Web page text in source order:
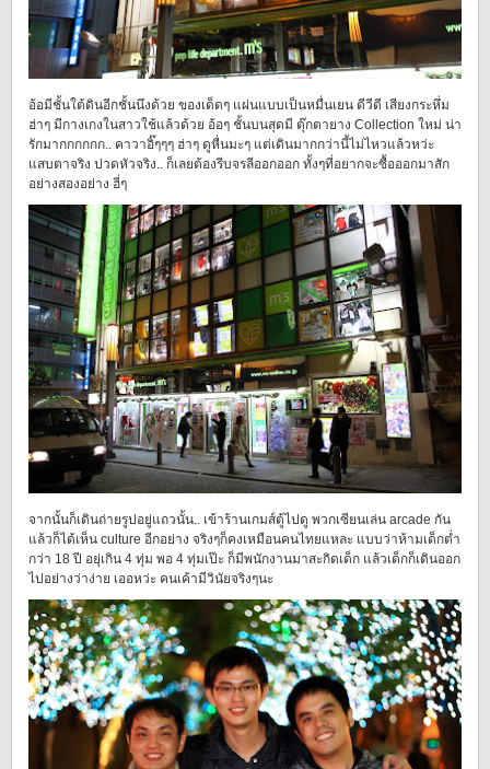
อ้อมีชั้นใต้ดินอีกชั้นนึงด้วย ของเด็ดๆ แผ่นแบบเป็นหมื่นเยน ดีวีดี เสียงกระหึ่ม
ฮ่าๆ มีกางเกงในสาวใช้แล้วด้วย อ้อๆ ชั้นบนสุดมี ตุ๊กตายาง Collection ใหม่ น่า
รักมากกกกกก.. คาวาอิ๊ๆๆๆ ฮ่าๆ ดูหื่นมะๆ แต่เดินมากกว่านี้ไม่ไหวแล้วหว่ะ
แสบตาจริง ปวดหัวจริง.. ก็เลยต้องรีบจรลีออกออก ทั้งๆที่อยากจะซื้อออกมาสัก
อย่างสองอย่าง ฮี่ๆ
จากนั้นก็เดินถ่ายรูปอยู่แถวนั้น.. เข้าร้านเกมส์ตู้ไปดู พวกเซียนเล่น arcade กัน
แล้วก็ได้เห็น culture อีกอย่าง จริงๆก็คงเหมือนคนไทยแหละ แบบว่าห้ามเด็กต่ำ
กว่า 18 ปี อยุ่เกิน 4 ทุ่ม พอ 4 ทุ่มเป๊ะ ก็มีพนักงานมาสะกิดเด็ก แล้วเด็กก็เดินออก
ไปอย่างว่าง่าย เออหว่ะ คนเค้ามีวินัยจริงๆนะ